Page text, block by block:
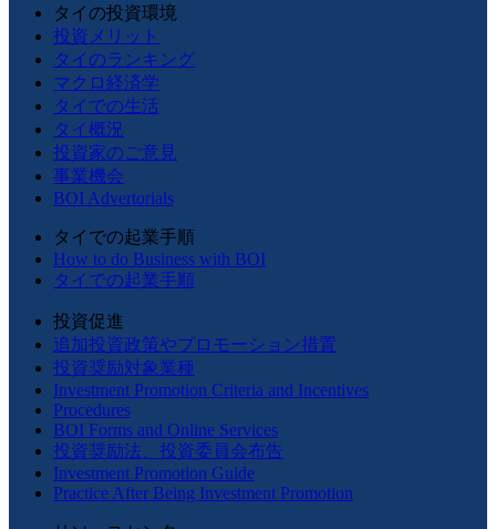
タイの投資環境
投資メリット
タイのランキング
マクロ経済学
タイでの生活
タイ概況
投資家のご意見
事業機会
BOI Advertorials
タイでの起業手順
How to do Business with BOI
タイでの起業手順
投資促進
追加投資政策やプロモーション措置
投資奨励対象業種
Investment Promotion Criteria and Incentives
Procedures
BOI Forms and Online Services
投資奨励法、投資委員会布告
Investment Promotion Guide
Practice After Being Investment Promotion